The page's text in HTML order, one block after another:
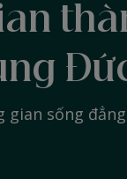
gian sống